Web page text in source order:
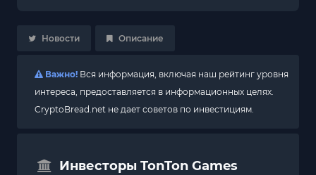
Новости Описание
Важно! Вся информация, включая наш рейтинг уровня
интереса, предоставляется в информационных целях.
CryptoBread.net не дает советов по инвестициям.
Инвесторы TonTon Games